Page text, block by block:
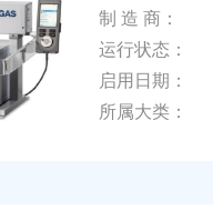
制 造 商：
运行状态：
启用日期：
所属大类：